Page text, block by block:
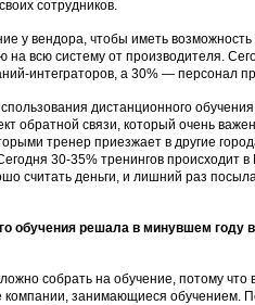
сотрудников.
у вендора, чтобы иметь возможность
на всю систему от производителя.
интеграторов, а 30% — персонал
дистанционного
обратной связи, который очень
тренер приезжает в другие
30-35% тренингов происходит
считать деньги, и лишний раз
обучения решала в минувшем году
собрать на обучение, потому что
компании, занимающиеся обучением.